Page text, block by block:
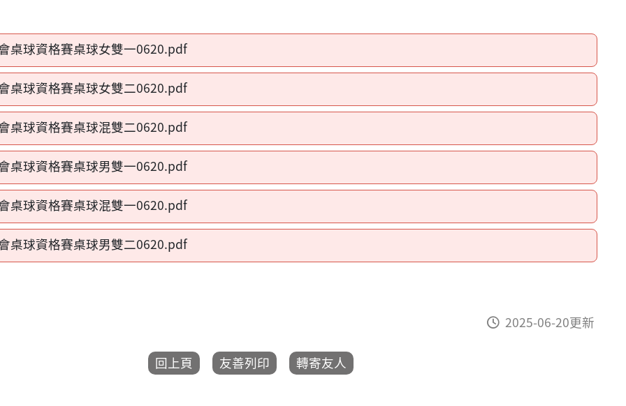
桌球資格賽桌球女雙一0620.pdf
桌球資格賽桌球女雙二0620.pdf
桌球資格賽桌球混雙二0620.pdf
桌球資格賽桌球男雙一0620.pdf
桌球資格賽桌球混雙一0620.pdf
桌球資格賽桌球男雙二0620.pdf
2025-06-20更新